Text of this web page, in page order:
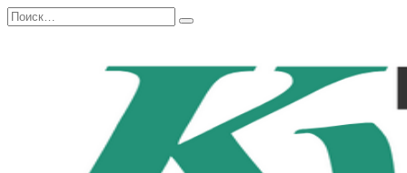
Перейти
к
Search
for: